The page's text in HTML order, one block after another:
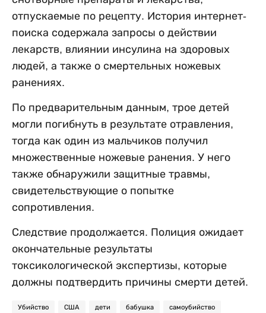
отпускаемые по рецепту. История интернет-
поиска содержала запросы о действии
лекарств, влиянии инсулина на здоровых
людей, а также о смертельных ножевых
ранениях.
По предварительным данным, трое детей
могли погибнуть в результате отравления,
тогда как один из мальчиков получил
множественные ножевые ранения. У него
также обнаружили защитные травмы,
свидетельствующие о попытке
сопротивления.
Следствие продолжается. Полиция ожидает
окончательные результаты
токсикологической экспертизы, которые
должны подтвердить причины смерти детей.
Убийство США дети бабушка самоубийство